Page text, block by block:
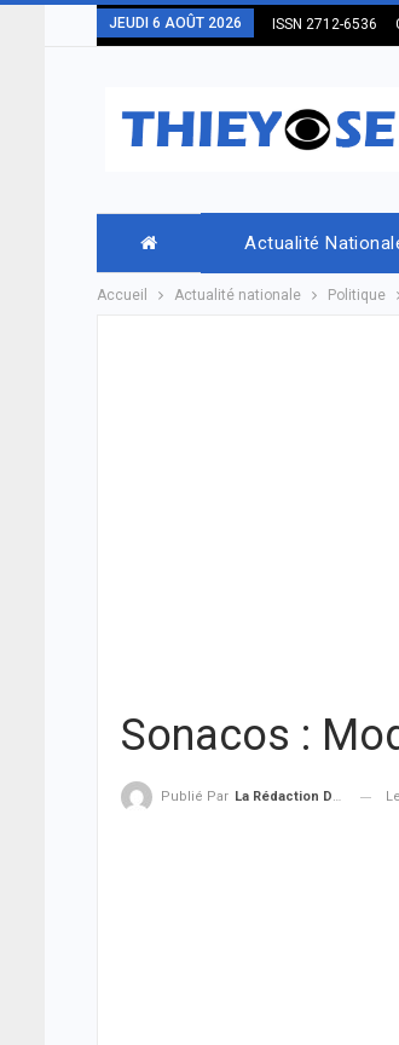
JEUDI 6 AOÛT 2026 ISSN 2712-6536
Actualité
Accueil Actualité nationale Politique
Sonacos :
Publié Par La Rédaction De THIEYSENEGAL.com Le